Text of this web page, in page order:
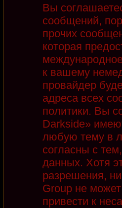
Вы
сообщений,
прочих
которая
к вашему
провайдер
адреса всех
политики. Вы
Darkside»
любую тему в
согласны с
данных. Хотя
разрешения,
Group не
привести к